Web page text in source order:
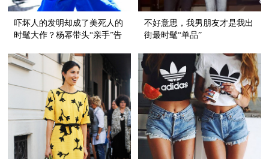
吓坏人的发明却成了美死人的
时髦大作？杨幂带头“亲手”告
不好意思，我男朋友才是我出
街最时髦“单品”